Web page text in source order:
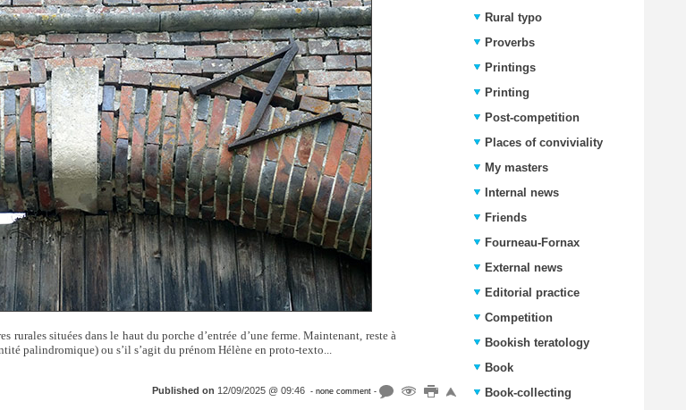
rurales situées dans le haut du porche d’entrée d’une ferme. Maintenant, reste à
palindromique) ou s’il s’agit du prénom Hélène en proto-texto...
Published on 12/09/2025 @ 09:46 - none comment -
Rural typo
Proverbs
Printings
Printing
Post-competition
Places of conviviality
My masters
Internal news
Friends
Fourneau-Fornax
External news
Editorial practice
Competition
Bookish teratology
Book
Book-collecting